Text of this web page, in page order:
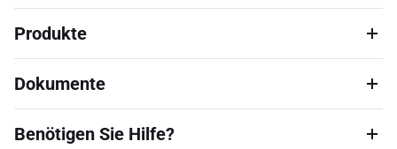
Produkte
Dokumente
Benötigen Sie Hilfe?